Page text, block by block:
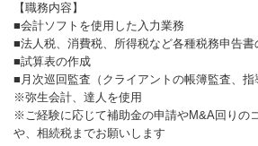
【職務内容】
■会計ソフトを使用した入力業務
■法人税、消費税、所得税など各種税務申告書
■試算表の作成
■月次巡回監査（クライアントの帳簿監査、指
※弥生会計、達人を使用
※ご経験に応じて補助金の申請やM&A回りの
や、相続税までお願いします